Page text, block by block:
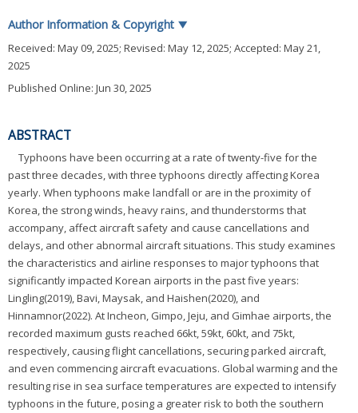
Author Information & Copyright ▼
Received: May 09, 2025; Revised: May 12, 2025; Accepted: May 21,
2025
Published Online: Jun 30, 2025
ABSTRACT
Typhoons have been occurring at a rate of twenty-five for the
past three decades, with three typhoons directly affecting Korea
yearly. When typhoons make landfall or are in the proximity of
Korea, the strong winds, heavy rains, and thunderstorms that
accompany, affect aircraft safety and cause cancellations and
delays, and other abnormal aircraft situations. This study examines
the characteristics and airline responses to major typhoons that
significantly impacted Korean airports in the past five years:
Lingling(2019), Bavi, Maysak, and Haishen(2020), and
Hinnamnor(2022). At Incheon, Gimpo, Jeju, and Gimhae airports, the
recorded maximum gusts reached 66kt, 59kt, 60kt, and 75kt,
respectively, causing flight cancellations, securing parked aircraft,
and even commencing aircraft evacuations. Global warming and the
resulting rise in sea surface temperatures are expected to intensify
typhoons in the future, posing a greater risk to both the southern